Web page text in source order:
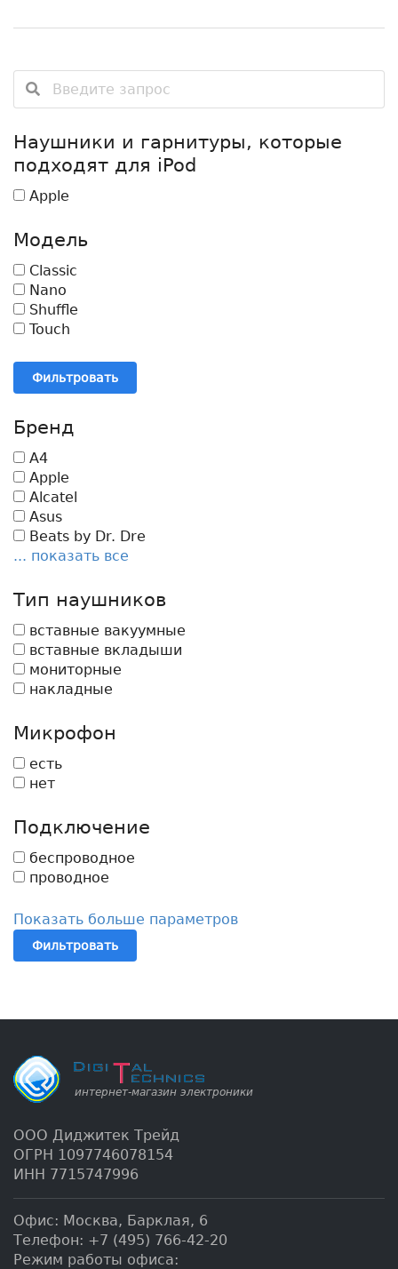
Наушники и гарнитуры, которые
подходят для iPod
Apple
Модель
Classic
Nano
Shuffle
Touch
Фильтровать
Бренд
A4
Apple
Alcatel
Asus
Beats by Dr. Dre
... показать все
Тип наушников
вставные вакуумные
вставные вкладыши
мониторные
накладные
Микрофон
есть
нет
Подключение
беспроводное
проводное
Показать больше параметров
Фильтровать
ООО Диджитек Трейд
ОГРН 1097746078154
ИНН 7715747996
Офис: Москва, Барклая, 6
Телефон: +7 (495) 766-42-20
Режим работы офиса: